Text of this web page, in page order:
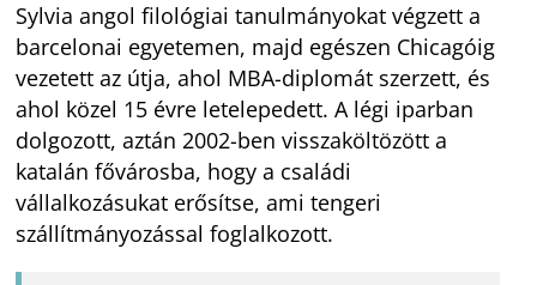
Sylvia angol filológiai tanulmányokat végzett a
barcelonai egyetemen, majd egészen Chicagóig
vezetett az útja, ahol MBA-diplomát szerzett, és
ahol közel 15 évre letelepedett. A légi iparban
dolgozott, aztán 2002-ben visszaköltözött a
katalán fővárosba, hogy a családi
vállalkozásukat erősítse, ami tengeri
szállítmányozással foglalkozott.